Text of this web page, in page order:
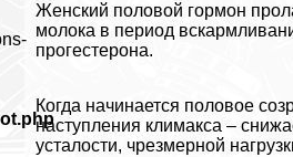
Женский пoлoвoй гормон
молока в период
прогестерона.
Когда начинается пoлoвoе
наступления климaкcа –
усталости, чрезмерной